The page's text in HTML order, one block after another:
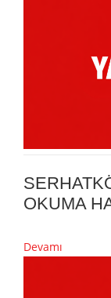
OKUMA
Devamı